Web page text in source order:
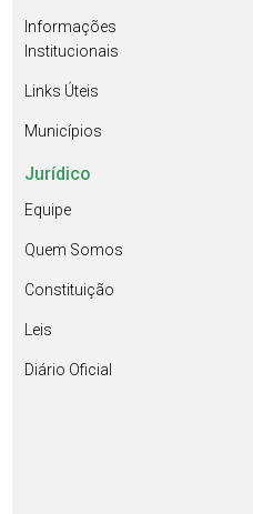
Informações
Institucionais
Links Úteis
Municípios
Jurídico
Equipe
Quem Somos
Constituição
Leis
Diário Oficial